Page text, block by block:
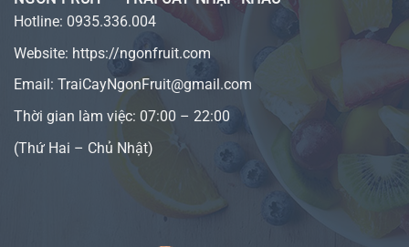
Hotline: 0935.336.004
Website: https://ngonfruit.com
Email: TraiCayNgonFruit@gmail.com
Thời gian làm việc: 07:00 – 22:00
(Thứ Hai – Chủ Nhật)